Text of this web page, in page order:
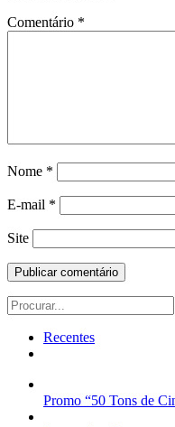
Comentário *
Nome *
E-mail *
Site
Search
for:
Recentes
Promo “50 Tons de